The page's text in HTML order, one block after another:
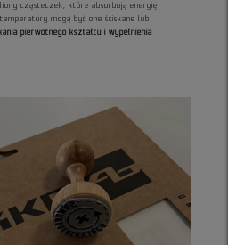
cząsteczek, które absorbują energię
mogą być one ściskane lub
pierwotnego kształtu i wypełnienia